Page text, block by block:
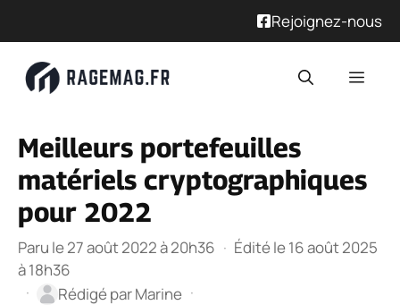
Rejoignez-nous
Meilleurs portefeuilles
matériels cryptographiques
pour 2022
Paru le 27 août 2022 à 20h36 · Édité le 16 août 2025
à 18h36
·
Rédigé parMarine ·